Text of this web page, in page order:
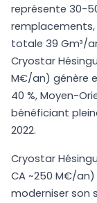
représente 30-
totale 39 Gm³/
Cryostar
M€/an) génère
40 %, Moyen-
bénéficiant
2022.
Cryostar
CA ~250 M€/
moderniser son